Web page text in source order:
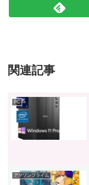
関連記事
PC
アマゾンプライム